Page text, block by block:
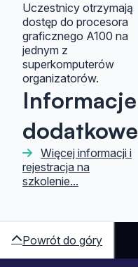
Uczestnicy otrzymają
dostęp do procesora
graficznego A100 na
jednym z
superkomputerów
organizatorów.
Informacje
dodatkowe
Więcej informacji i
rejestracja na
szkolenie...
Powrót do góry